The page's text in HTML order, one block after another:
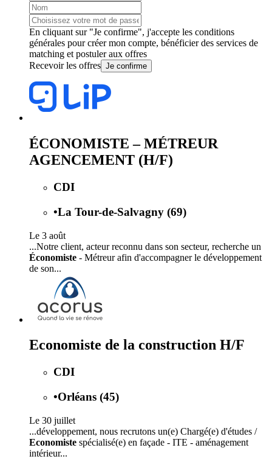
En cliquant sur "Je confirme", j'accepte les conditions
générales pour créer mon compte, bénéficier des services de
matching et postuler aux offres
Recevoir les offres Je confirme
ÉCONOMISTE – MÉTREUR
AGENCEMENT (H/F)
CDI
•La Tour-de-Salvagny (69)
Le 3 août
...Notre client, acteur reconnu dans son secteur, recherche un
Économiste - Métreur afin d'accompagner le développement
de son...
Economiste de la construction H/F
CDI
•Orléans (45)
Le 30 juillet
...développement, nous recrutons un(e) Chargé(e) d'études /
Economiste spécialisé(e) en façade - ITE - aménagement
intérieur...